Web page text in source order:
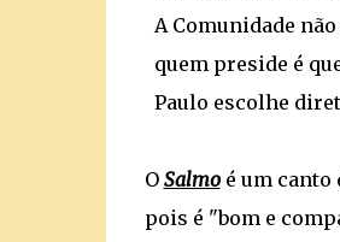
A Comunidade
quem preside é
Paulo escolhe
O Salmoé um canto
pois é "bom e